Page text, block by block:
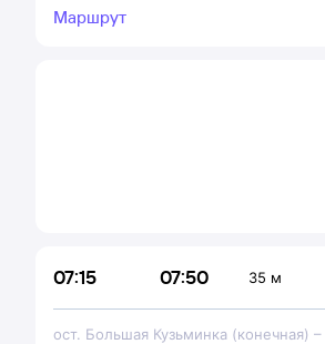
Маршрут
07:15 07:50 35 м
ост. Большая Кузьминка (конечная) –